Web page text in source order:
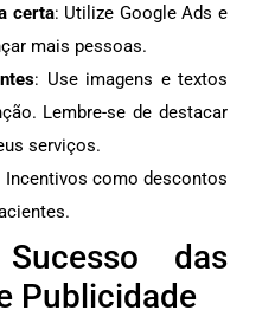
certa: Utilize Google Ads e
mais pessoas.
: Use imagens e textos
Lembre-se de destacar
serviços.
Incentivos como descontos
das
Publicidade